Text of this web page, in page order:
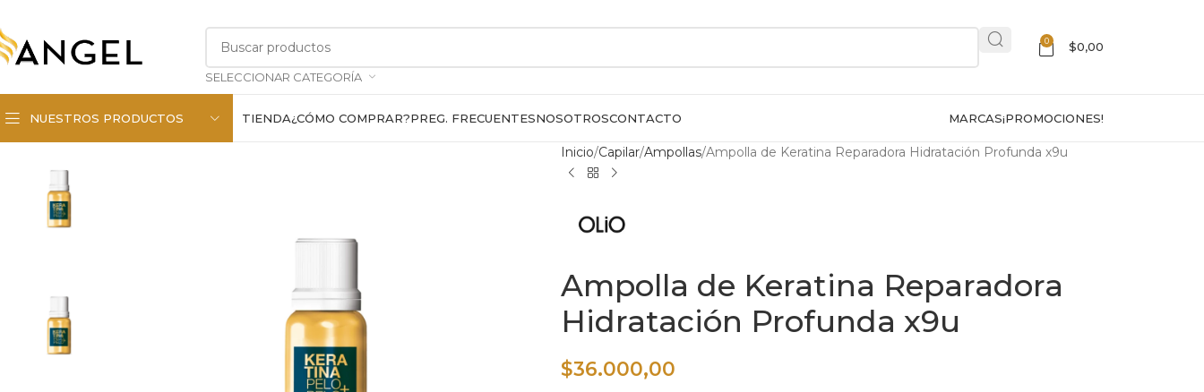
SELECCIONAR CATEGORÍA
0 $0,00
NUESTROS PRODUCTOS TIENDA¿CÓMO COMPRAR?PREG. FRECUENTESNOSOTROSCONTACTO MARCAS¡PROMOCIONES!
Inicio Capilar Ampollas Ampolla de Keratina Reparadora Hidratación Profunda x9u
Ampolla de Keratina Reparadora
Hidratación Profunda x9u
$36.000,00